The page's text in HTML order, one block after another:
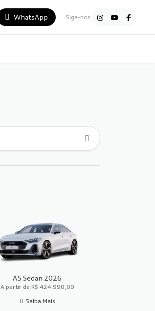
WhatsApp Siga-nos:
A5 Sedan 2026
A partir de R$ 424.990,00
Saiba Mais